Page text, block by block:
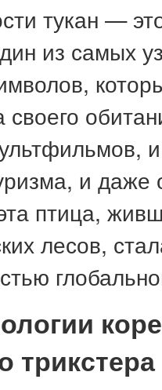
тукан —
из самых
и даже
птица,
лесов,
трикстера